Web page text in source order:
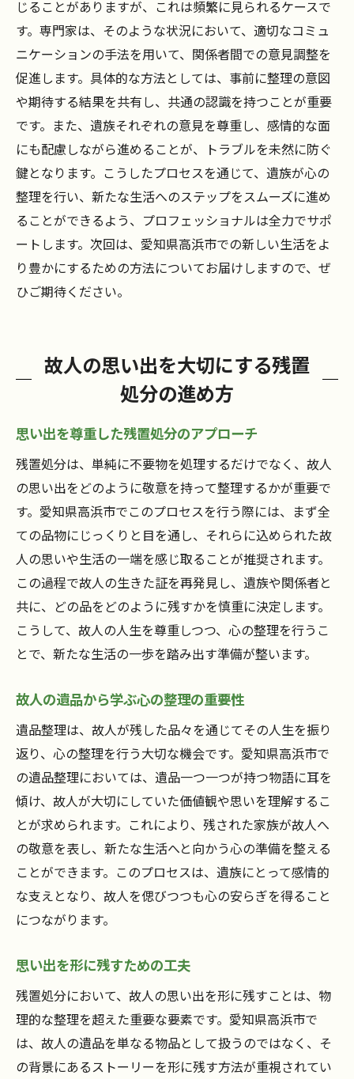
じることがありますが、これは頻繁に見られるケースで
す。専門家は、そのような状況において、適切なコミュ
ニケーションの手法を用いて、関係者間での意見調整を
促進します。具体的な方法としては、事前に整理の意図
や期待する結果を共有し、共通の認識を持つことが重要
です。また、遺族それぞれの意見を尊重し、感情的な面
にも配慮しながら進めることが、トラブルを未然に防ぐ
鍵となります。こうしたプロセスを通じて、遺族が心の
整理を行い、新たな生活へのステップをスムーズに進め
ることができるよう、プロフェッショナルは全力でサポ
ートします。次回は、愛知県高浜市での新しい生活をよ
り豊かにするための方法についてお届けしますので、ぜ
ひご期待ください。
故人の思い出を大切にする残置
処分の進め方
思い出を尊重した残置処分のアプローチ
残置処分は、単純に不要物を処理するだけでなく、故人
の思い出をどのように敬意を持って整理するかが重要で
す。愛知県高浜市でこのプロセスを行う際には、まず全
ての品物にじっくりと目を通し、それらに込められた故
人の思いや生活の一端を感じ取ることが推奨されます。
この過程で故人の生きた証を再発見し、遺族や関係者と
共に、どの品をどのように残すかを慎重に決定します。
こうして、故人の人生を尊重しつつ、心の整理を行うこ
とで、新たな生活の一歩を踏み出す準備が整います。
故人の遺品から学ぶ心の整理の重要性
遺品整理は、故人が残した品々を通じてその人生を振り
返り、心の整理を行う大切な機会です。愛知県高浜市で
の遺品整理においては、遺品一つ一つが持つ物語に耳を
傾け、故人が大切にしていた価値観や思いを理解するこ
とが求められます。これにより、残された家族が故人へ
の敬意を表し、新たな生活へと向かう心の準備を整える
ことができます。このプロセスは、遺族にとって感情的
な支えとなり、故人を偲びつつも心の安らぎを得ること
につながります。
思い出を形に残すための工夫
残置処分において、故人の思い出を形に残すことは、物
理的な整理を超えた重要な要素です。愛知県高浜市で
は、故人の遺品を単なる物品として扱うのではなく、そ
の背景にあるストーリーを形に残す方法が重視されてい